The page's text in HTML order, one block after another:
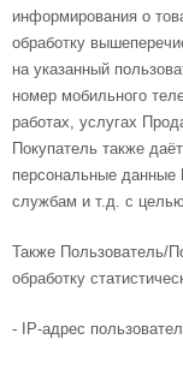
информирования о
обработку
на указанный
номер мобильного
работах, услугах
Покупатель также
персональные данные
службам и т.д. с
Также Пользователь/
обработку
- IP-адрес